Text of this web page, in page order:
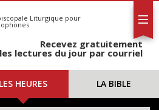
Liturgique pour
Recevez gratuitement
les lectures du jour par courriel
LES HEURES LA BIBLE